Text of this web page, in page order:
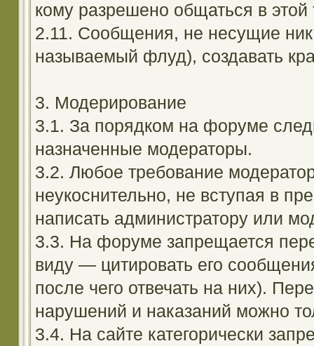
кому разрешено общаться в
2.11. Сообщения, не несущие
называемый флуд), создавать
3. Модерирование
3.1. За порядком на форуме
назначенные модераторы.
3.2. Любое требование
неукоснительно, не вступая в
написать администратору или
3.3. На форуме запрещается
виду — цитировать его
после чего отвечать на них).
нарушений и наказаний можно
3.4. На сайте категорически